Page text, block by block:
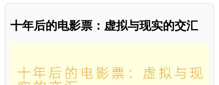
十年后的电影票：虚拟与现实的交汇